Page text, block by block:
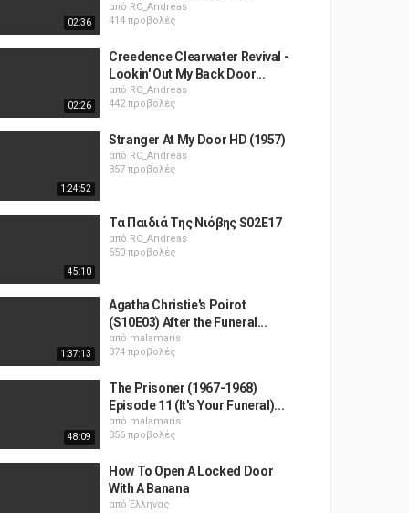
02:36
από RC_Andreas
414 προβολές
02:26
Creedence Clearwater Revival -
Lookin' Out My Back Door...
από RC_Andreas
442 προβολές
1:24:52
Stranger At My Door HD (1957)
από RC_Andreas
357 προβολές
45:10
Τα Παιδιά Της Νιόβης S02E17
από RC_Andreas
550 προβολές
1:37:13
Agatha Christie's Poirot
(S10E03) After the Funeral...
από malamaris
374 προβολές
48:09
The Prisoner (1967-1968)
Episode 11 (It's Your Funeral)...
από malamaris
356 προβολές
How To Open A Locked Door
With A Banana
απόΈλληνας